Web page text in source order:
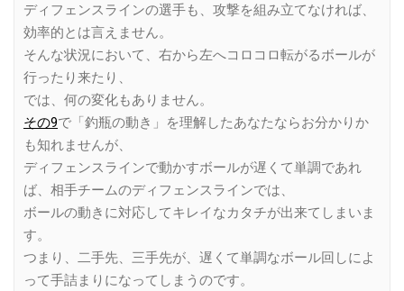
ディフェンスラインの選手も、攻撃を組み立てなければ、
効率的とは言えません。
そんな状況において、右から左へコロコロ転がるボールが
行ったり来たり、
では、何の変化もありません。
その9で「釣瓶の動き」を理解したあなたならお分かりか
も知れませんが、
ディフェンスラインで動かすボールが遅くて単調であれ
ば、相手チームのディフェンスラインでは、
ボールの動きに対応してキレイなカタチが出来てしまいま
す。
つまり、二手先、三手先が、遅くて単調なボール回しによ
って手詰まりになってしまうのです。